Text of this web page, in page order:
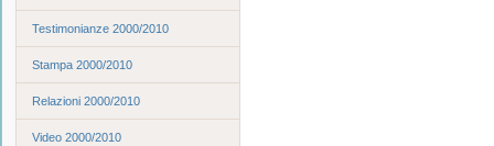
Testimonianze 2000/2010
Stampa 2000/2010
Relazioni 2000/2010
Video 2000/2010